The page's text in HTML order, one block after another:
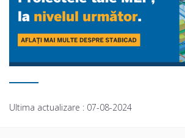
Ultima actualizare : 07-08-2024